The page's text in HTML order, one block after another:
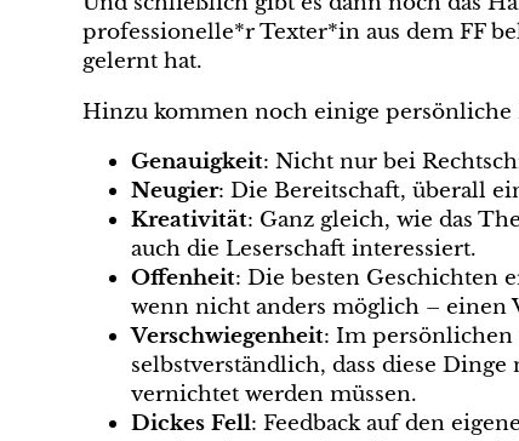
professionelle*r Texter*in aus dem FF
gelernt hat.
Hinzu kommen noch einige persönliche
Genauigkeit: Nicht nur bei
Neugier: Die Bereitschaft, überall
Kreativität: Ganz gleich, wie das
auch die Leserschaft interessiert.
Offenheit: Die besten Geschichten
wenn nicht anders möglich – einen
Verschwiegenheit: Im persönlichen
selbstverständlich, dass diese
vernichtet werden müssen.
Dickes Fell: Feedback auf den